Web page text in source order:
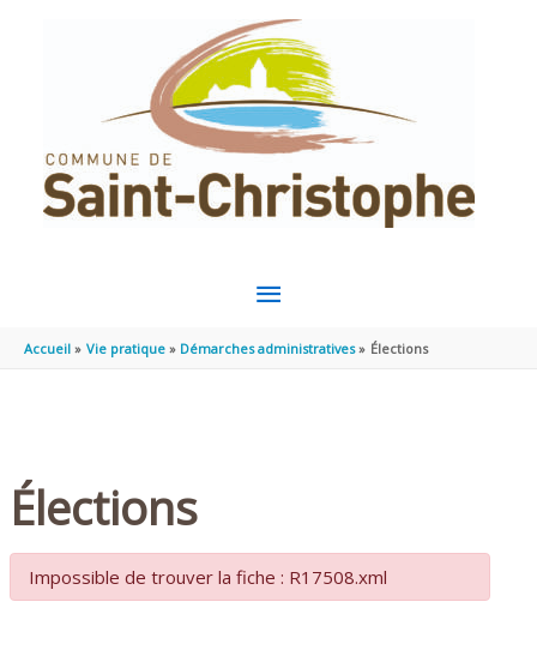
MENU
PRINCIPAL
Accueil Vie pratique Démarches administratives Élections
Élections
Impossible de trouver la fiche : R17508.xml